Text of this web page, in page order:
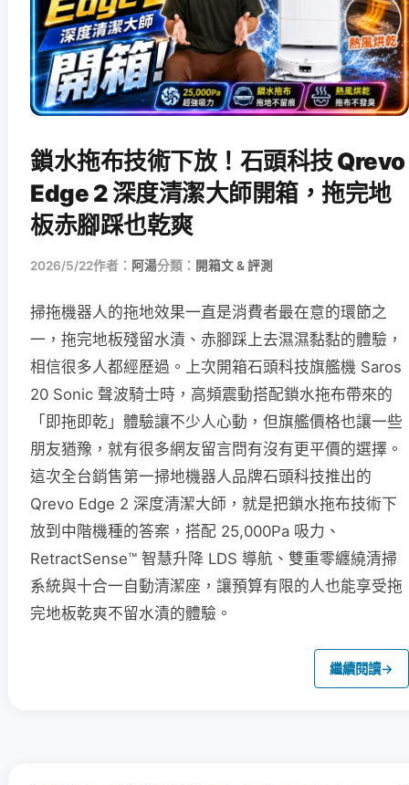
鎖水拖布技術下放！石頭科技 Qrevo
Edge 2 深度清潔大師開箱，拖完地
板赤腳踩也乾爽
2026/5/22作者： 阿湯分類： 開箱文 & 評測
掃拖機器人的拖地效果一直是消費者最在意的環節之
一，拖完地板殘留水漬、赤腳踩上去濕濕黏黏的體驗，
相信很多人都經歷過。上次開箱石頭科技旗艦機 Saros
20 Sonic 聲波騎士時，高頻震動搭配鎖水拖布帶來的
「即拖即乾」體驗讓不少人心動，但旗艦價格也讓一些
朋友猶豫，就有很多網友留言問有沒有更平價的選擇。
這次全台銷售第一掃地機器人品牌石頭科技推出的
Qrevo Edge 2 深度清潔大師，就是把鎖水拖布技術下
放到中階機種的答案，搭配 25,000Pa 吸力、
RetractSense™ 智慧升降 LDS 導航、雙重零纏繞清掃
系統與十合一自動清潔座，讓預算有限的人也能享受拖
完地板乾爽不留水漬的體驗。
繼續閱讀→